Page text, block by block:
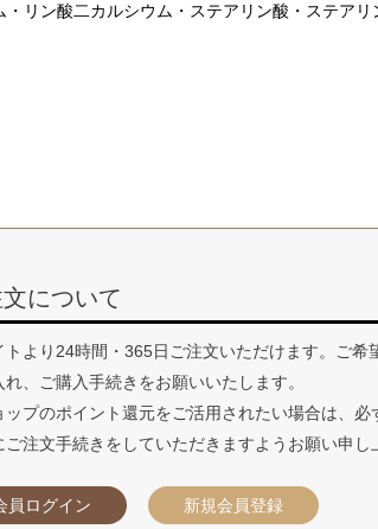
リン酸二カルシウム・ステアリン酸・ステアリ
について
トより24時間・365日ご注文いただけます。ご希
れ、ご購入手続きをお願いいたします。
ップのポイント還元をご活用されたい場合は、必
ご注文手続きをしていただきますようお願い申し
員ログイン 新規会員登録